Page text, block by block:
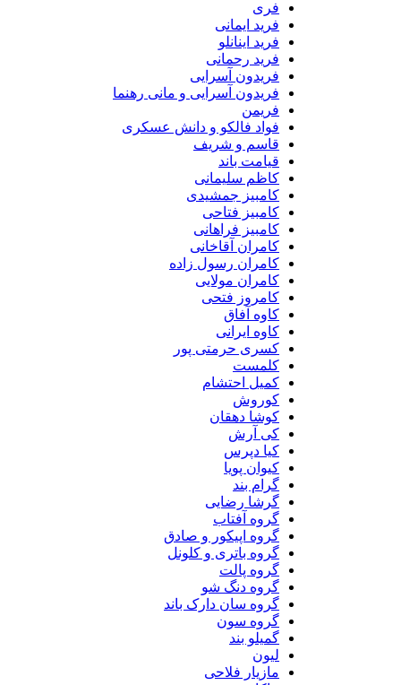
فرید ایمانی
فرید اینانلو
فرید رحمانی
فریدون آسرایی
فریدون آسرایی و مانی رهنما
فواد فالکو و دانش عسکری
قاسم و شریف
قیامت باند
کاظم سلیمانی
کامبیز جمشیدی
کامبیز فتاحی
کامبیز فراهانی
کامران آقاخانی
کامران رسول زاده
کامران مولایی
کامروز فتحی
کاوه آفاق
کاوه ایرانی
کسری حرمتی پور
کلمست
کمیل احتشام
کوروش
کوشا دهقان
کی آرش
کیا دپرس
کیوان پویا
گرام بند
گرشا رضایی
گروه آفتاب
گروه اپیکور و صادق
گروه باتری و کلونل
گروه پالت
گروه دنگ شو
گروه سان دارک باند
گروه سون
گمیلو بند
مازیار فلاحی